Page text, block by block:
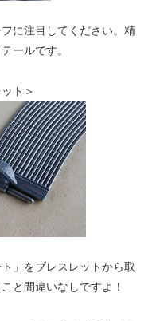
に注目してください。精
ールです。
ト＞
」をブレスレットから取
と間違いなしですよ！